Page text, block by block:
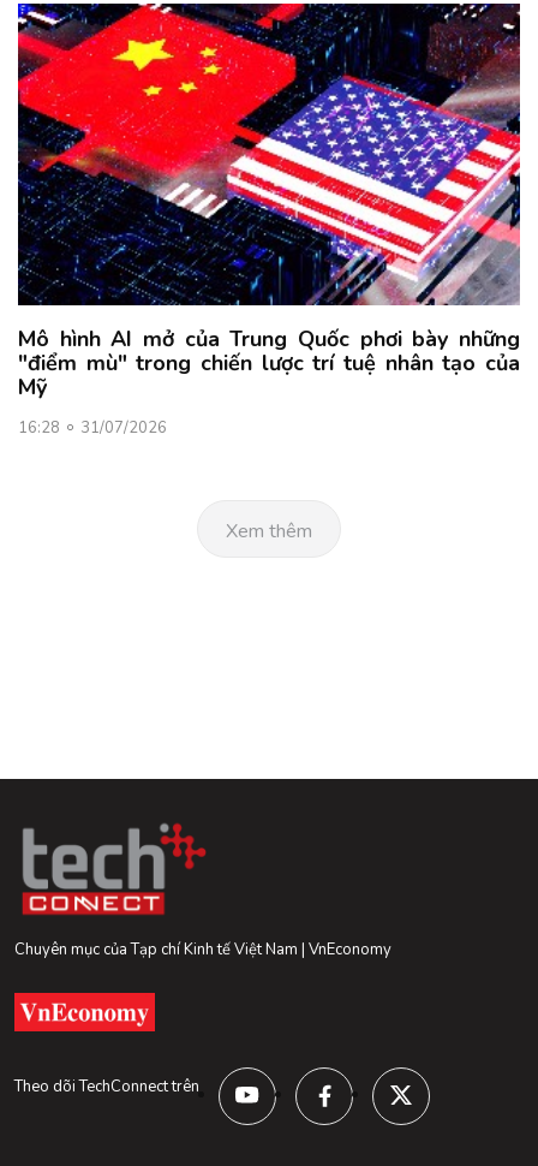
Mô hình AI mở của Trung Quốc phơi bày những
"điểm mù" trong chiến lược trí tuệ nhân tạo của
Mỹ
16:28 31/07/2026
Xem thêm
Chuyên mục của Tạp chí Kinh tế Việt Nam | VnEconomy
Theo dõi TechConnect trên